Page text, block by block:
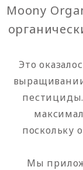
Moony
Это
поскольку
Мы